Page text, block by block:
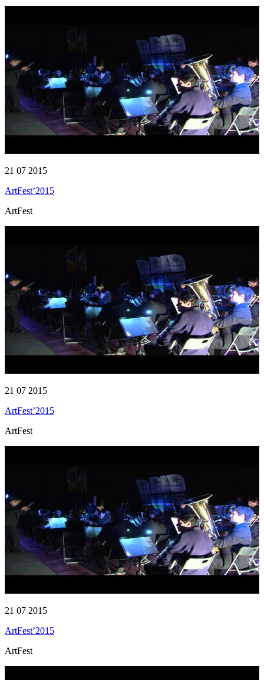
21 07 2015
ArtFest’2015
ArtFest
21 07 2015
ArtFest’2015
ArtFest
21 07 2015
ArtFest’2015
ArtFest